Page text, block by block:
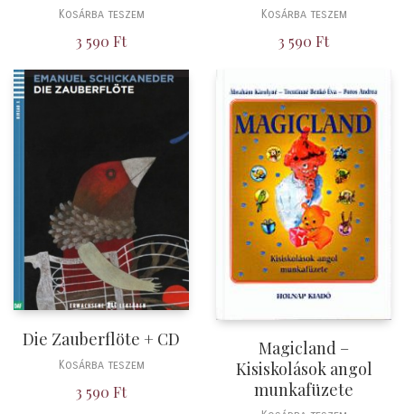
Kosárba teszem
3 590 Ft
Kosárba teszem
3 590 Ft
Die Zauberflöte + CD
Kosárba teszem
3 590 Ft
Magicland –
Kisiskolások angol
munkafüzete